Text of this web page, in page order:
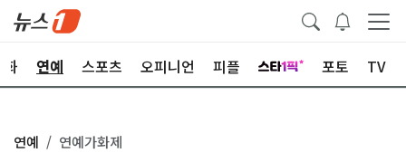
화 연예 스포츠 오피니언 피플 포토 TV
연예 연예가화제